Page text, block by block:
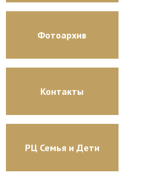
Фотоархив
Контакты
РЦ Семья и Дети